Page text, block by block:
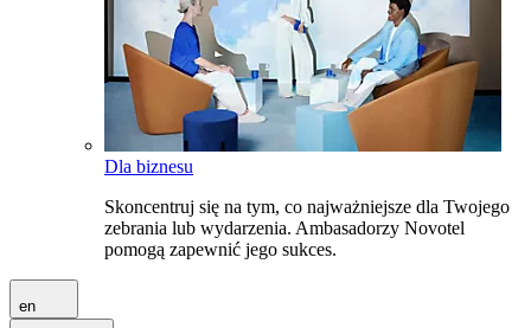
Dla biznesu
Skoncentruj się na tym, co najważniejsze dla Twojego
zebrania lub wydarzenia. Ambasadorzy Novotel
pomogą zapewnić jego sukces.
en